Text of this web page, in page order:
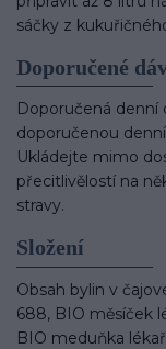
sáčky z
Doporučené
Doporučená denní
doporučenou
Ukládejte mimo
přecitlivělostí na
stravy.
Složení
Obsah bylin v
688, BIO měsíček
BIO meduňka